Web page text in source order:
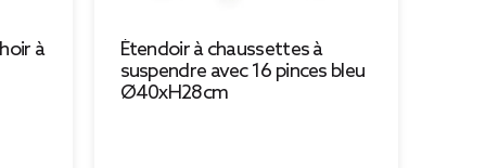
à
Étendoir à chaussettes à
suspendre avec 16 pinces bleu
Ø40xH28cm